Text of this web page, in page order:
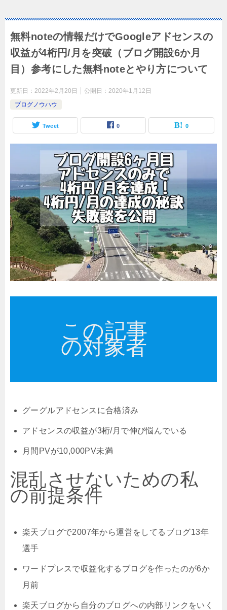
無料noteの情報だけでGoogleアドセンスの
収益が4桁円/月を突破（ブログ開設6か月
目）参考にした無料noteとやり方について
更新日： 2022年2月20日 公開日： 2020年1月12日
ブログノウハウ
Tweet 0 0
この記事
の対象者
グーグルアドセンスに合格済み
アドセンスの収益が3桁/月で伸び悩んでいる
月間PVが10,000PV未満
混乱させないための私
の前提条件
楽天ブログで2007年から運営をしてるブログ13年
選手
ワードプレスで収益化するブログを作ったのが6か
月前
楽天ブログから自分のブログへの内部リンクをいく